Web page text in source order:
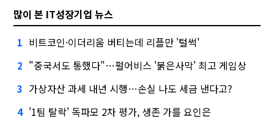
많이 본 IT성장기업 뉴스
1 비트코인·이더리움 버티는데 리플만 '털썩'
2 "중국서도 통했다"…펄어비스 '붉은사막' 최고 게임상
3 가상자산 과세 내년 시행…손실 나도 세금 낸다고?
4 '1팀 탈락' 독파모 2차 평가, 생존 가를 요인은